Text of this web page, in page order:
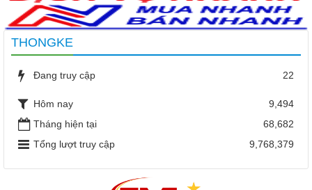
THONGKE
Đang truy cập 22
Hôm nay
9,494
Tháng hiện tại
68,682
Tổng lượt truy cập
9,768,379